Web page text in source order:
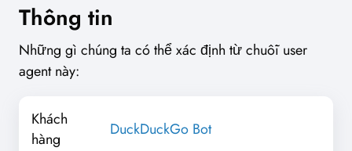
Thông tin
Những gì chúng ta có thể xác định từ chuỗi user
agent này:
Khách
hàng
DuckDuckGo Bot